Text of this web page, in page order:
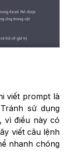
viết prompt là
sử dụng
vì điều này có
viết câu lệnh
nhanh chóng